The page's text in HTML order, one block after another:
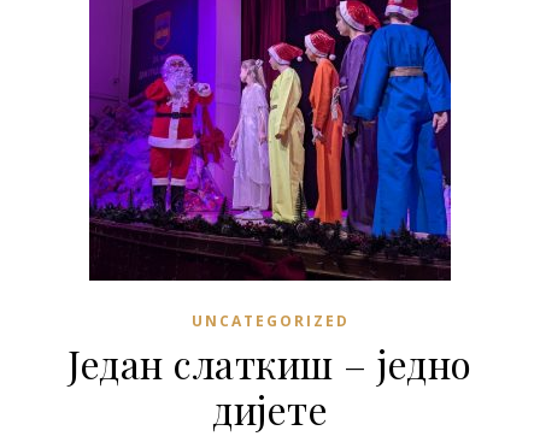
UNCATEGORIZED
Један слаткиш – једно
дијете